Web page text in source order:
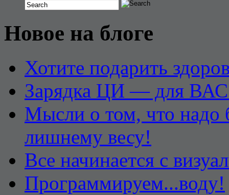
Новое на блоге
Хотите подарить
Зарядка ЦИ — для
Мысли о том, что надо
лишнему весу!
Все начинается с
Программируем...воду!